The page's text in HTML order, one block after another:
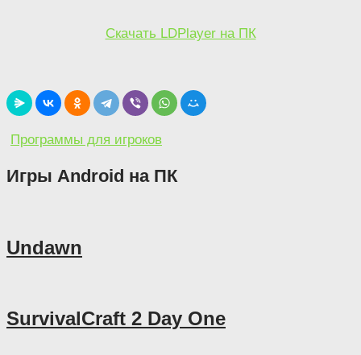
Скачать LDPlayer на ПК
Программы для игроков
Игры Android на ПК
Undawn
SurvivalCraft 2 Day One